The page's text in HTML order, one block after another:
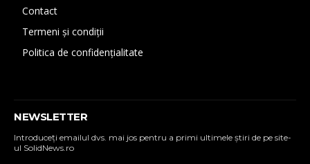
Contact
Termeni și condiții
Politica de confidențialitate
NEWSLETTER
Introduceţi emailul dvs. mai jos pentru a primi ultimele ştiri de pe site-
ul SolidNews.ro